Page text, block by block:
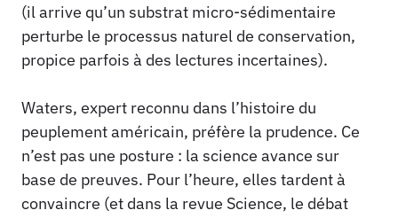
(il arrive qu’un substrat micro-sédimentaire
perturbe le processus naturel de conservation,
propice parfois à des lectures incertaines).
Waters, expert reconnu dans l’histoire du
peuplement américain, préfère la prudence. Ce
n’est pas une posture : la science avance sur
base de preuves. Pour l’heure, elles tardent à
convaincre (et dans la revue Science, le débat